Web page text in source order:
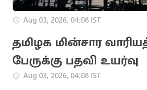
Aug 03, 2026, 04:08 IST
தமிழக மின்சார
பேருக்கு பதவி உயர்வு
Aug 03, 2026, 04:08 IST